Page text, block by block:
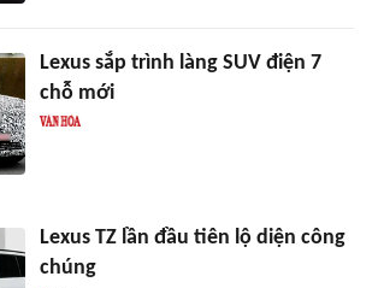
Lexus sắp trình làng SUV điện 7
chỗ mới
Lexus TZ lần đầu tiên lộ diện công
chúng